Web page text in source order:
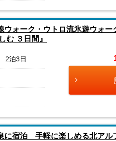
ウォーク・ウトロ流氷遊ウォ
む ３日間』
2泊3日
に宿泊 手軽に楽しめる北アル